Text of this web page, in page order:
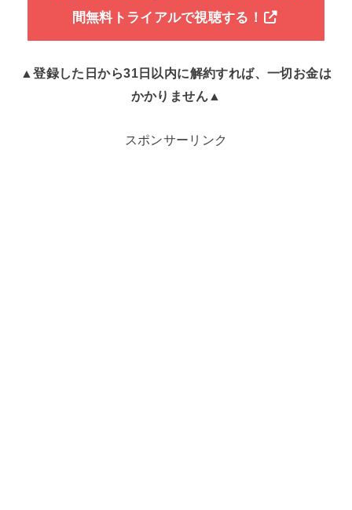
間無料トライアルで視聴する！
▲登録した日から31日以内に解約すれば、一切お金は
かかりません▲
スポンサーリンク